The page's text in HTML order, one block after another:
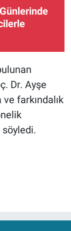
Dr. Ayşe
farkındalık